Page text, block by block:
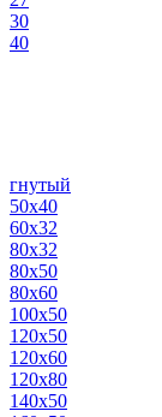
30
40
гнутый
50х40
60х32
80х32
80х50
80х60
100х50
120х50
120х60
120х80
140х50